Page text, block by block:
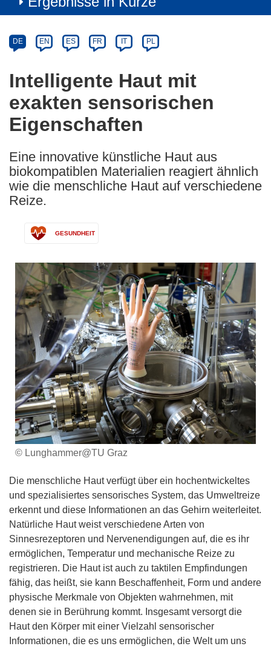
Category
Article
available
the
following
languages:
DE EN ES FR IT PL
Intelligente Haut mit
exakten sensorischen
Eigenschaften
Eine innovative künstliche Haut aus
biokompatiblen Materialien reagiert ähnlich
wie die menschliche Haut auf verschiedene
Reize.
GESUNDHEIT
© Lunghammer@TU Graz
Die menschliche Haut verfügt über ein hochentwickeltes
und spezialisiertes sensorisches System, das Umweltreize
erkennt und diese Informationen an das Gehirn weiterleitet.
Natürliche Haut weist verschiedene Arten von
Sinnesrezeptoren und Nervenendigungen auf, die es ihr
ermöglichen, Temperatur und mechanische Reize zu
registrieren. Die Haut ist auch zu taktilen Empfindungen
fähig, das heißt, sie kann Beschaffenheit, Form und andere
physische Merkmale von Objekten wahrnehmen, mit
denen sie in Berührung kommt. Insgesamt versorgt die
Haut den Körper mit einer Vielzahl sensorischer
Informationen, die es uns ermöglichen, die Welt um uns